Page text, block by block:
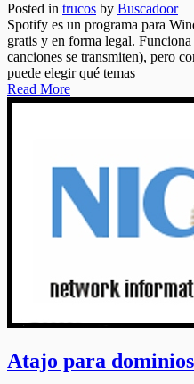
Posted in trucos by Buscadoor
Spotify es un programa para
gratis y en forma legal.
canciones se transmiten), pero
puede elegir qué temas
Read More
Atajo para